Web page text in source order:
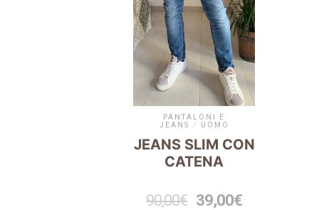
PANTALONI E
JEANS
/ UOMO
JEANS SLIM CON
CATENA
90,00€ 39,00€